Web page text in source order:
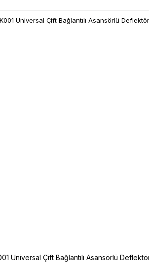
Universal Çift Bağlantılı Asansörlü